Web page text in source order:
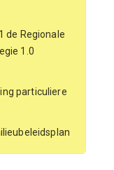
de Regionale
1.0
particuliere